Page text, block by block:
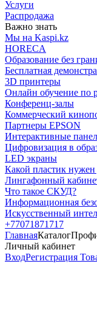
Услуги
Распродажа
Важно знать
Мы на Kaspi.kz
HORECA
Образование без
Бесплатная
3D принтеры
Онлайн обучение по
Конференц-залы
Коммерческий
Партнеры EPSON
Интерактивные
Цифровизация в
LED экраны
Какой пластик нужен
Лингафонный
Что такое СКУД?
Информационная
Искусственный
+77071871717
ГлавнаяКаталог
Личный кабинет
ВходРегистрация